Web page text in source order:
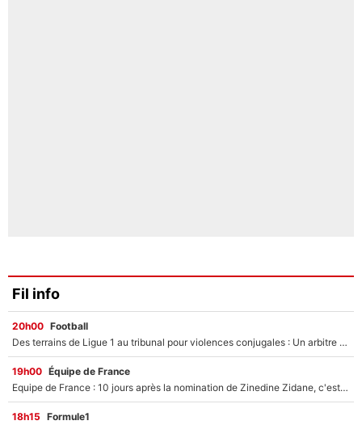
Fil info
20h00 Football
Des terrains de Ligue 1 au tribunal pour violences conjugales : Un arbitre français encourt une peine de 18 mois de prison !
19h00 Équipe de France
Equipe de France : 10 jours après la nomination de Zinedine Zidane, c'est au tour de son fils de prendre un nouveau départ !
18h15 Formule1